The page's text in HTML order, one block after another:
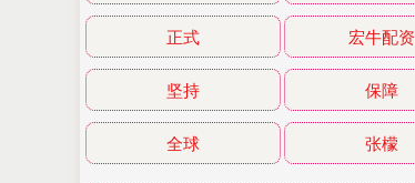
正式 宏牛配资
坚持 保障
全球 张檬